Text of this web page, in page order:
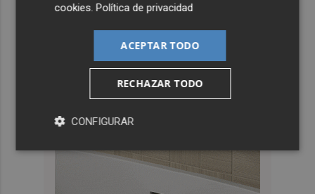
cookies .Política de privacidad
ACEPTAR TODO
RECHAZAR TODO
CONFIGURAR